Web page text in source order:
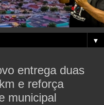
▼
entrega duas
e reforça
municipal